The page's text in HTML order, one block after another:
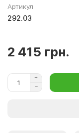
Артикул
292.03
2 415 грн.